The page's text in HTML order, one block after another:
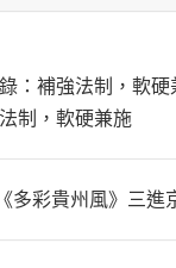
：補強法制，軟
制，軟硬兼施
《多彩貴州風》三進